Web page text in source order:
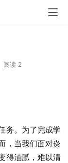
阅读 2
务。为了完成学
，当我们面对炎
得油腻，难以清